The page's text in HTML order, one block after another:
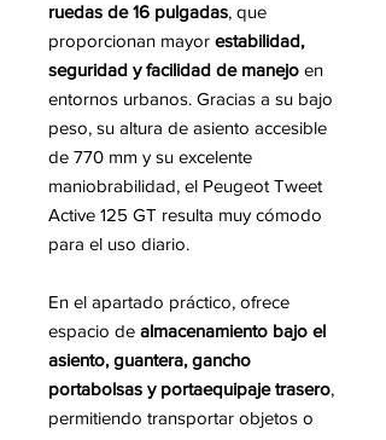
ruedas de 16 pulgadas, que
proporcionan mayor estabilidad,
seguridad y facilidad de manejo en
entornos urbanos. Gracias a su bajo
peso, su altura de asiento accesible
de 770 mm y su excelente
maniobrabilidad, el Peugeot Tweet
Active 125 GT resulta muy cómodo
para el uso diario.
En el apartado práctico, ofrece
espacio de almacenamiento bajo el
asiento, guantera, gancho
portabolsas y portaequipaje trasero,
permitiendo transportar objetos o